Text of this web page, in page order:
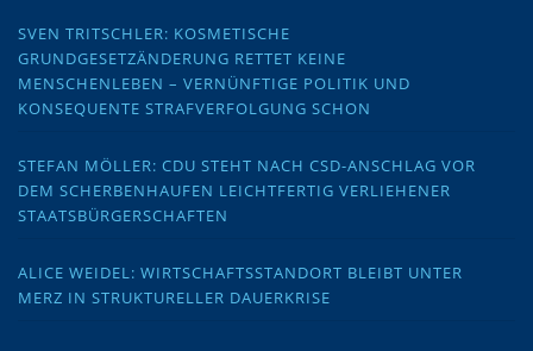
SVEN TRITSCHLER: KOSMETISCHE
GRUNDGESETZÄNDERUNG RETTET KEINE
MENSCHENLEBEN – VERNÜNFTIGE POLITIK UND
KONSEQUENTE STRAFVERFOLGUNG SCHON
STEFAN MÖLLER: CDU STEHT NACH CSD-ANSCHLAG VOR
DEM SCHERBENHAUFEN LEICHTFERTIG VERLIEHENER
STAATSBÜRGERSCHAFTEN
ALICE WEIDEL: WIRTSCHAFTSSTANDORT BLEIBT UNTER
MERZ IN STRUKTURELLER DAUERKRISE